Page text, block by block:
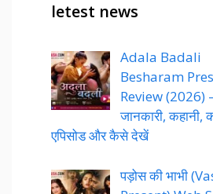
letest news
Adala Badali
Besharam
Review (2026) –
जानकारी, कहानी,
एपिसोड और कैसे देखें
पड़ोस की भाभी